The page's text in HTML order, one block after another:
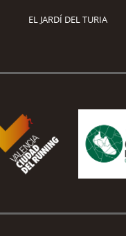
EL JARDÍ DEL TURIA